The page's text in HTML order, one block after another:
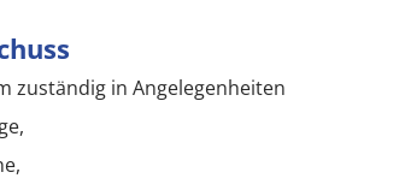
zuständig in Angelegenheiten